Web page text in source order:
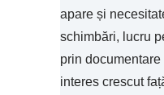
apare și
schimbări, lucru
prin
interes crescut